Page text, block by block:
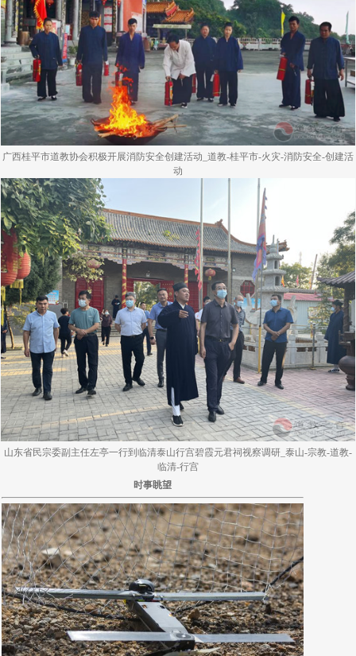
广西桂平市道教协会积极开展消防安全创建活动_道教-桂平市-火灾-消防安全-创建活
动
山东省民宗委副主任左亭一行到临清泰山行宫碧霞元君祠视察调研_泰山-宗教-道教-
临清-行宫
时事眺望